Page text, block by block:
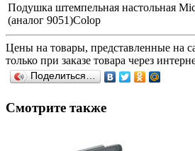
Подушка штемпельная настольная
(аналог 9051)Colop
Цены на товары, представленные на
только при заказе товара через
Поделиться…
Смотрите также